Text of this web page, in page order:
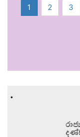
1 2 3
.